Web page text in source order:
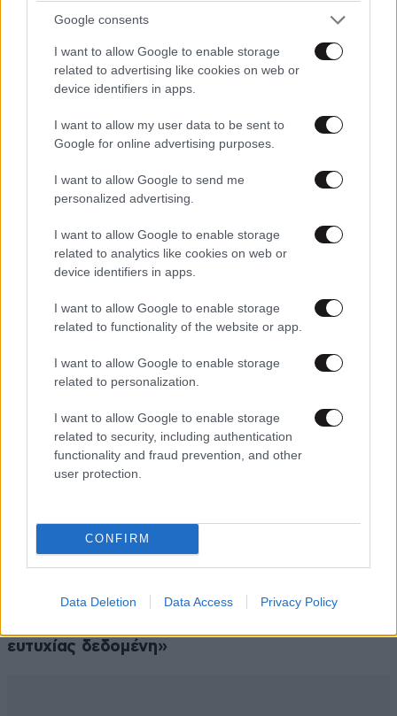
Google consents
I want to allow Google to enable storage
related to advertising like cookies on web or
device identifiers in apps.
I want to allow my user data to be sent to
Google for online advertising purposes.
I want to allow Google to send me
personalized advertising.
I want to allow Google to enable storage
related to analytics like cookies on web or
device identifiers in apps.
I want to allow Google to enable storage
related to functionality of the website or app.
I want to allow Google to enable storage
related to personalization.
I want to allow Google to enable storage
related to security, including authentication
functionality and fraud prevention, and other
user protection.
CONFIRM
Data Deletion Data Access Privacy Policy
Terry77 22·06·2023 17:23
Απαντήστε
Εριέττα Κούρκουλου – Τα 33α γενέθλια και τα
ευτυχίας δεδομένη»